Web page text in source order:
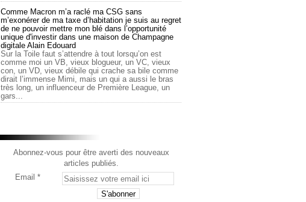
Comme Macron m’a raclé ma CSG sans
m’exonérer de ma taxe d’habitation je suis au regret
de ne pouvoir mettre mon blé dans l’opportunité
unique d'investir dans une maison de Champagne
digitale Alain Edouard
Sur la Toile faut s’attendre à tout lorsqu’on est
comme moi un VB, vieux blogueur, un VC, vieux
con, un VD, vieux débile qui crache sa bile comme
dirait l’immense Mimi, mais un qui a aussi le bras
très long, un influenceur de Première League, un
gars...
Abonnez-vous pour être averti des nouveaux
articles publiés.
Email